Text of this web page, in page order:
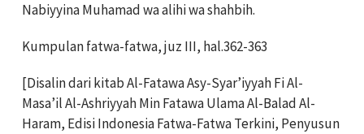
Nabiyyina Muhamad wa alihi wa shahbih.
Kumpulan fatwa-fatwa, juz III, hal.362-363
[Disalin dari kitab Al-Fatawa Asy-Syar’iyyah Fi Al-
Masa’il Al-Ashriyyah Min Fatawa Ulama Al-Balad Al-
Haram, Edisi Indonesia Fatwa-Fatwa Terkini, Penyusun